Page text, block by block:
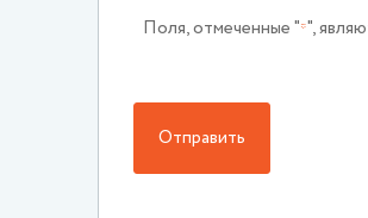
Поля, отмеченные " ",
Отправить